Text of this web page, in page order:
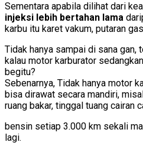
Sementara apabila dilihat dari
injeksi lebih bertahan lama
karbu itu karet vakum, putaran
Tidak hanya sampai di sana gan,
kalau motor karburator
begitu?
Sebenarnya, Tidak hanya motor
bisa dirawat secara mandiri,
ruang bakar, tinggal tuang cairan
bensin setiap 3.000 km sekali
lagi.